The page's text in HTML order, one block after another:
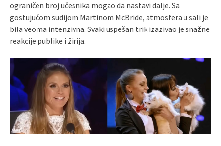
ograničen broj učesnika mogao da nastavi dalje. Sa
gostujućom sudijom Martinom McBride, atmosfera u sali je
bila veoma intenzivna. Svaki uspešan trik izazivao je snažne
reakcije publike i žirija.